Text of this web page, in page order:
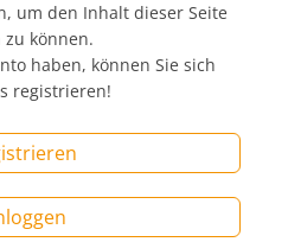
um den Inhalt dieser Seite
zu können.
haben, können Sie sich
registrieren!